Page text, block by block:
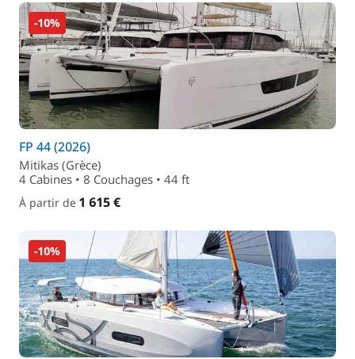
-10%
FP 44 (2026)
Mitikas (Grèce)
4 Cabines • 8 Couchages • 44 ft
À partir de 1 615 €
-10%